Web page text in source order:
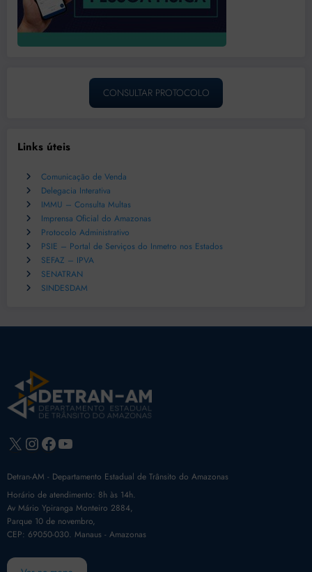
CONSULTAR PROTOCOLO
Links úteis
Comunicação de Venda
Delegacia Interativa
IMMU – Consulta Multas
Imprensa Oficial do Amazonas
Protocolo Administrativo
PSIE – Portal de Serviços do Inmetro nos Estados
SEFAZ – IPVA
SENATRAN
SINDESDAM
X Instagram
Facebook
Youtube
Detran-AM - Departamento Estadual de Trânsito do Amazonas
Horário de atendimento: 8h às 14h.
Av Mário Ypiranga Monteiro 2884,
Parque 10 de novembro,
CEP: 69050-030. Manaus - Amazonas